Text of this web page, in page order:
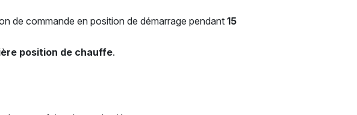
de commande en position de démarrage pendant 15
position de chauffe.